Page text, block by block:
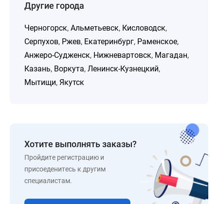
Другие города
Черногорск, Альметьевск, Кисловодск,
Серпухов, Ржев, Екатеринбург, Раменское,
Анжеро-Судженск, Нижневартовск, Магадан,
Казань, Воркута, Ленинск-Кузнецкий,
Мытищи, Якутск
Хотите выполнять заказы?
Пройдите регистрацию и
присоеденитесь к другим
специалистам.